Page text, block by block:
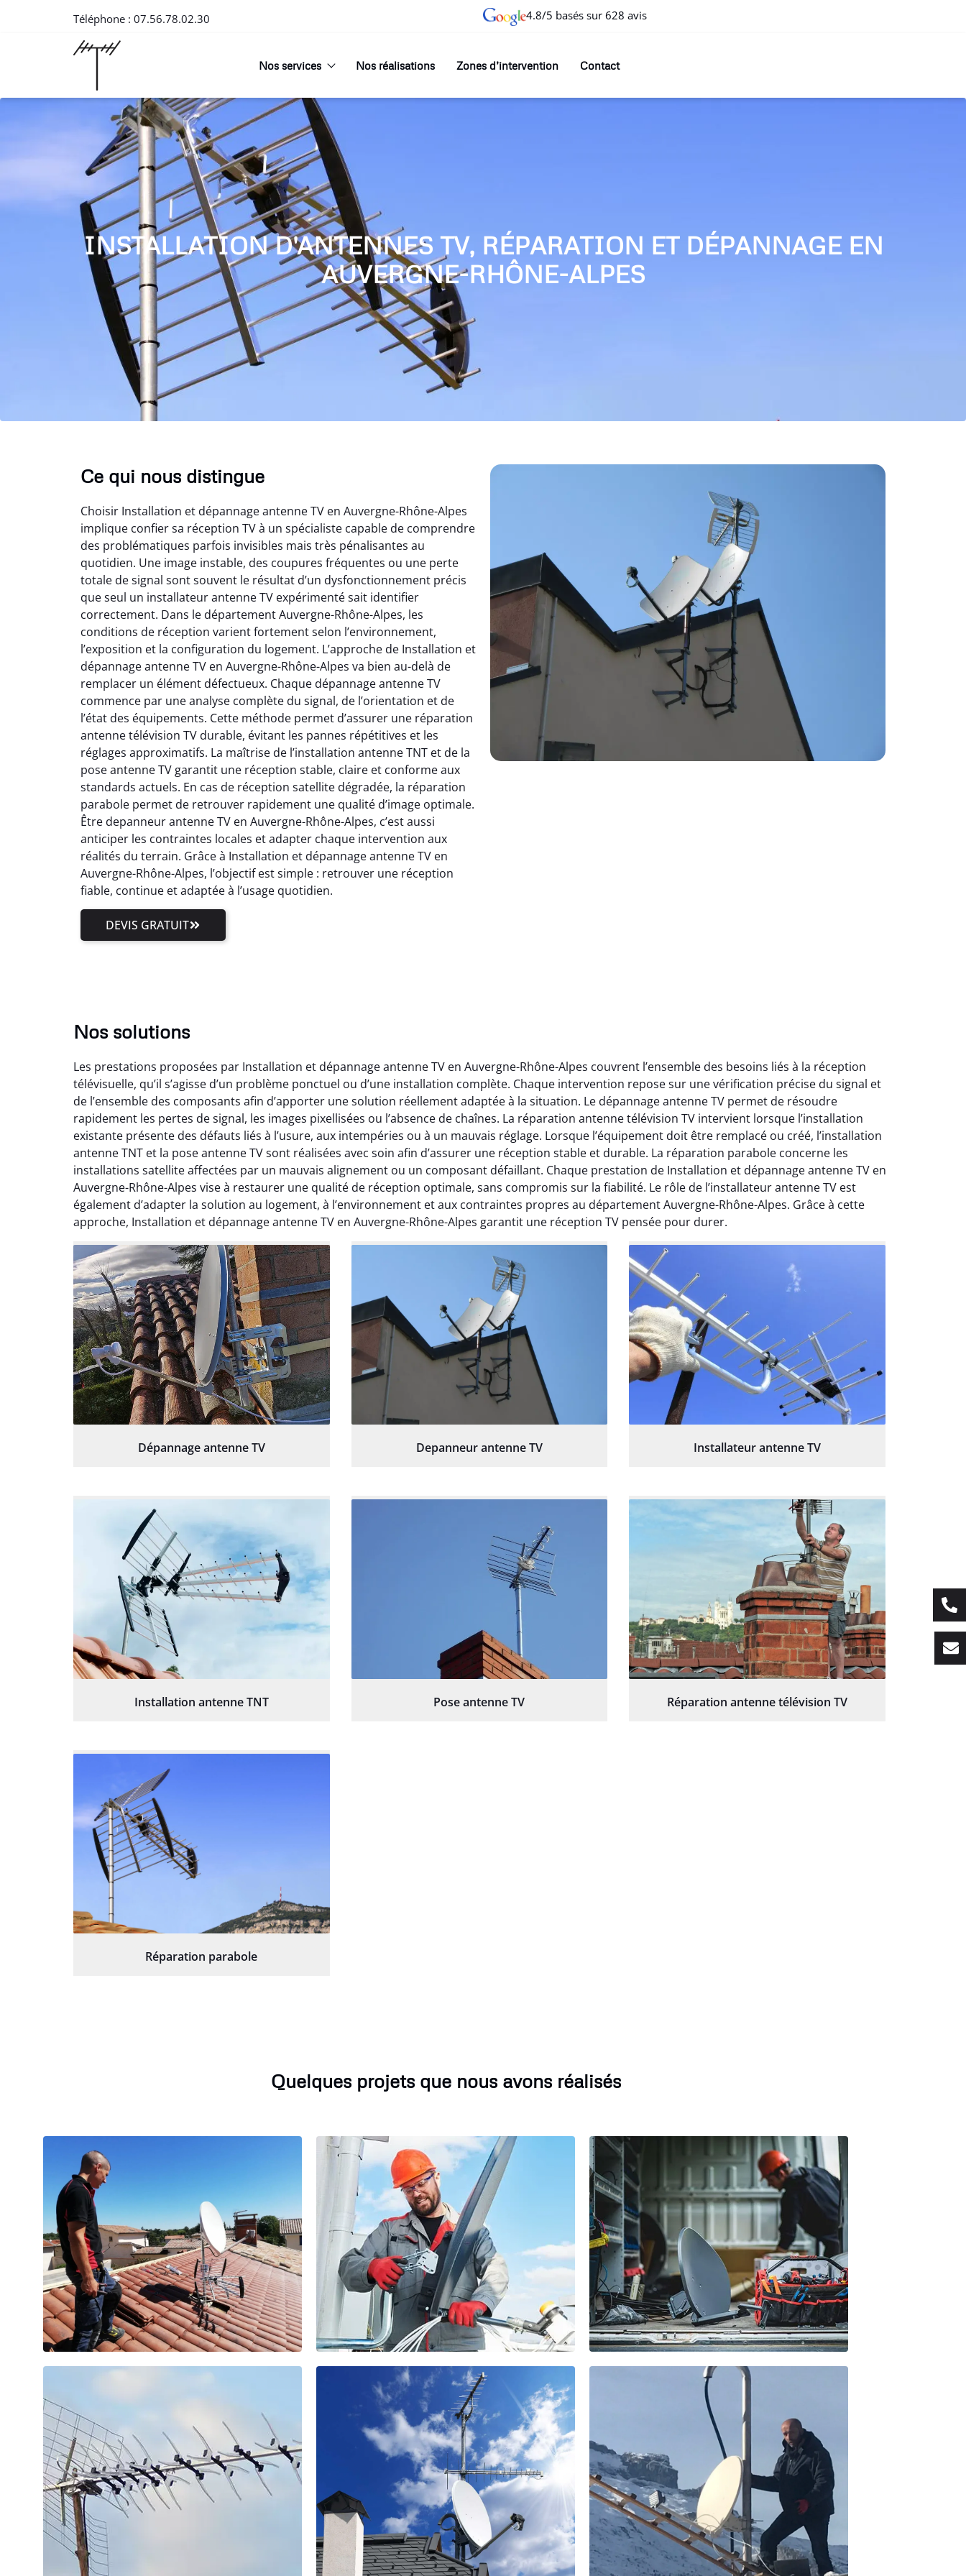
Téléphone : 07.56.78.02.30 4.8/5 basés sur 628 avis
Nos services Nos réalisations Zones d’intervention Contact
INSTALLATION D'ANTENNES TV, RÉPARATION ET DÉPANNAGE EN
AUVERGNE-RHÔNE-ALPES
Ce qui nous distingue
Choisir Installation et dépannage antenne TV en Auvergne-Rhône-Alpes
implique confier sa réception TV à un spécialiste capable de comprendre
des problématiques parfois invisibles mais très pénalisantes au
quotidien. Une image instable, des coupures fréquentes ou une perte
totale de signal sont souvent le résultat d’un dysfonctionnement précis
que seul un installateur antenne TV expérimenté sait identifier
correctement. Dans le département Auvergne-Rhône-Alpes, les
conditions de réception varient fortement selon l’environnement,
l’exposition et la configuration du logement. L’approche de Installation et
dépannage antenne TV en Auvergne-Rhône-Alpes va bien au-delà de
remplacer un élément défectueux. Chaque dépannage antenne TV
commence par une analyse complète du signal, de l’orientation et de
l’état des équipements. Cette méthode permet d’assurer une réparation
antenne télévision TV durable, évitant les pannes répétitives et les
réglages approximatifs. La maîtrise de l’installation antenne TNT et de la
pose antenne TV garantit une réception stable, claire et conforme aux
standards actuels. En cas de réception satellite dégradée, la réparation
parabole permet de retrouver rapidement une qualité d’image optimale.
Être depanneur antenne TV en Auvergne-Rhône-Alpes, c’est aussi
anticiper les contraintes locales et adapter chaque intervention aux
réalités du terrain. Grâce à Installation et dépannage antenne TV en
Auvergne-Rhône-Alpes, l’objectif est simple : retrouver une réception
fiable, continue et adaptée à l’usage quotidien.
DEVIS GRATUIT
Nos solutions
Les prestations proposées par Installation et dépannage antenne TV en Auvergne-Rhône-Alpes couvrent l’ensemble des besoins liés à la réception
télévisuelle, qu’il s’agisse d’un problème ponctuel ou d’une installation complète. Chaque intervention repose sur une vérification précise du signal et
de l’ensemble des composants afin d’apporter une solution réellement adaptée à la situation. Le dépannage antenne TV permet de résoudre
rapidement les pertes de signal, les images pixellisées ou l’absence de chaînes. La réparation antenne télévision TV intervient lorsque l’installation
existante présente des défauts liés à l’usure, aux intempéries ou à un mauvais réglage. Lorsque l’équipement doit être remplacé ou créé, l’installation
antenne TNT et la pose antenne TV sont réalisées avec soin afin d’assurer une réception stable et durable. La réparation parabole concerne les
installations satellite affectées par un mauvais alignement ou un composant défaillant. Chaque prestation de Installation et dépannage antenne TV en
Auvergne-Rhône-Alpes vise à restaurer une qualité de réception optimale, sans compromis sur la fiabilité. Le rôle de l’installateur antenne TV est
également d’adapter la solution au logement, à l’environnement et aux contraintes propres au département Auvergne-Rhône-Alpes. Grâce à cette
approche, Installation et dépannage antenne TV en Auvergne-Rhône-Alpes garantit une réception TV pensée pour durer.
Dépannage antenne TV Depanneur antenne TV Installateur antenne TV
Installation antenne TNT Pose antenne TV Réparation antenne télévision TV
Réparation parabole
Quelques projets que nous avons réalisés